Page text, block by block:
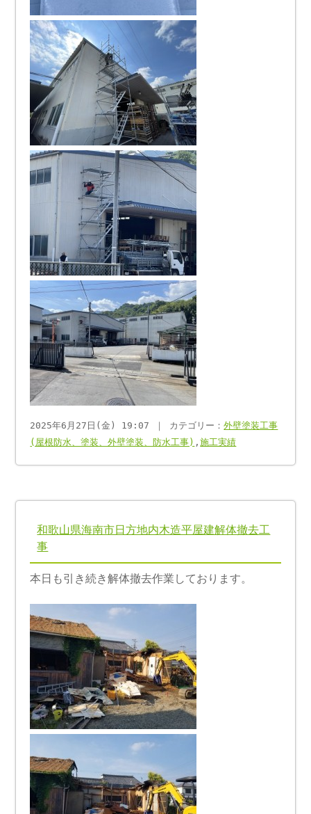
2025年6月27日(金) 19:07 ｜ カテゴリー：外壁塗装工事
(屋根防水、塗装、外壁塗装、防水工事) ,施工実績
和歌山県海南市日方地内木造平屋建解体撤去工
事
本日も引き続き解体撤去作業しております。